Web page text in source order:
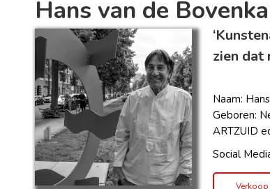
Hans van de
zien dat
Naam:
Geboren:
ARTZUID
Social